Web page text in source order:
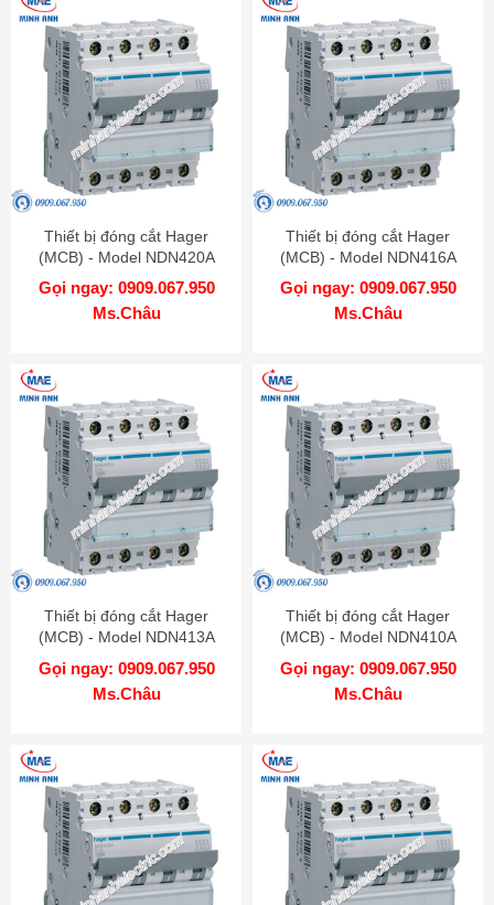
Thiết bị đóng cắt Hager
(MCB) - Model NDN420A
Gọi ngay: 0909.067.950
Ms.Châu
Thiết bị đóng cắt Hager
(MCB) - Model NDN416A
Gọi ngay: 0909.067.950
Ms.Châu
Thiết bị đóng cắt Hager
(MCB) - Model NDN413A
Gọi ngay: 0909.067.950
Ms.Châu
Thiết bị đóng cắt Hager
(MCB) - Model NDN410A
Gọi ngay: 0909.067.950
Ms.Châu